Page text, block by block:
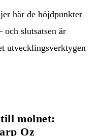
här de höjdpunkter
slutsatsen är
utvecklingsverktygen
molnet:
Oz